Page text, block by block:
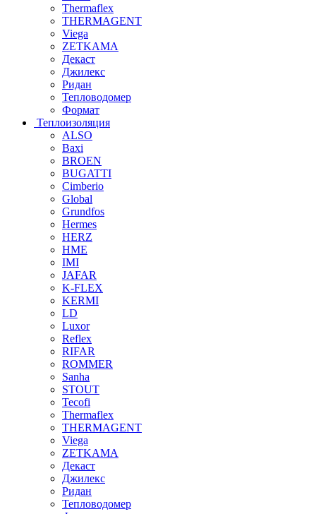
Thermaflex
THERMAGENT
Viega
ZETKAMA
Декаст
Джилекс
Ридан
Тепловодомер
Формат
Теплоизоляция
ALSO
Baxi
BROEN
BUGATTI
Cimberio
Global
Grundfos
Hermes
HERZ
HME
IMI
JAFAR
K-FLEX
KERMI
LD
Luxor
Reflex
RIFAR
ROMMER
Sanha
STOUT
Tecofi
Thermaflex
THERMAGENT
Viega
ZETKAMA
Декаст
Джилекс
Ридан
Тепловодомер